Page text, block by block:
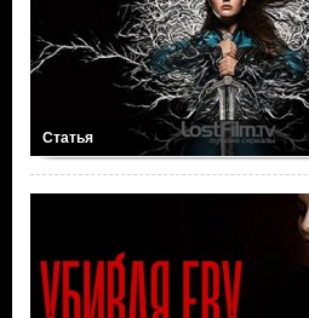
Статья